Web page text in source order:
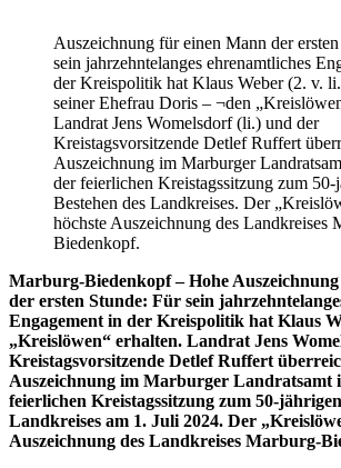
Auszeichnung für einen Mann der
sein jahrzehntelanges ehrenamtliches
der Kreispolitik hat Klaus Weber (2. v.
seiner Ehefrau Doris – ¬den
Landrat Jens Womelsdorf (li.) und der
Kreistagsvorsitzende Detlef Ruffert
Auszeichnung im Marburger
der feierlichen Kreistagssitzung zum 50-
Bestehen des Landkreises. Der
höchste Auszeichnung des Landkreises
Biedenkopf.
Marburg-Biedenkopf – Hohe
der ersten Stunde: Für sein
Engagement in der Kreispolitik hat Klaus
„Kreislöwen“ erhalten. Landrat Jens
Kreistagsvorsitzende Detlef Ruffert
Auszeichnung im Marburger Landratsamt
feierlichen Kreistagssitzung zum 50-
Landkreises am 1. Juli 2024. Der
Auszeichnung des Landkreises Marburg-